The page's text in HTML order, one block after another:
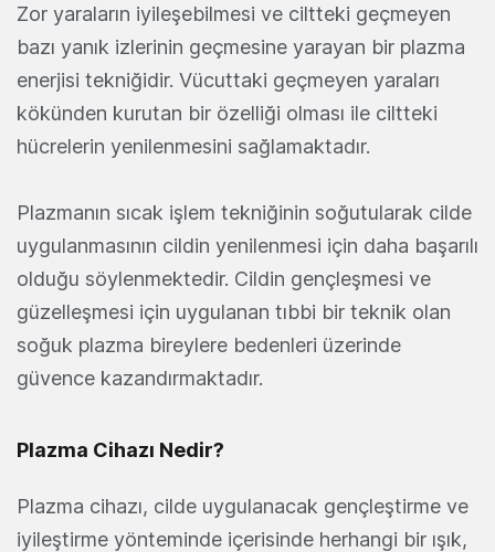
Zor yaraların iyileşebilmesi ve ciltteki geçmeyen
bazı yanık izlerinin geçmesine yarayan bir plazma
enerjisi tekniğidir. Vücuttaki geçmeyen yaraları
kökünden kurutan bir özelliği olması ile ciltteki
hücrelerin yenilenmesini sağlamaktadır.
Plazmanın sıcak işlem tekniğinin soğutularak cilde
uygulanmasının cildin yenilenmesi için daha başarılı
olduğu söylenmektedir. Cildin gençleşmesi ve
güzelleşmesi için uygulanan tıbbi bir teknik olan
soğuk plazma bireylere bedenleri üzerinde
güvence kazandırmaktadır.
Plazma Cihazı Nedir?
Plazma cihazı, cilde uygulanacak gençleştirme ve
iyileştirme yönteminde içerisinde herhangi bir ışık,